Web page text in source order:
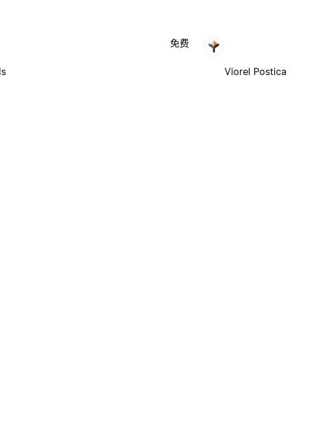
免费
Viorel Postica